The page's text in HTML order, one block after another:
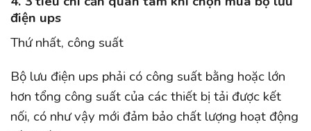
điện ups
Thứ nhất, công suất
Bộ lưu điện ups phải có công suất bằng hoặc lớn
hơn tổng công suất của các thiết bị tải được kết
nối, có như vậy mới đảm bảo chất lượng hoạt động